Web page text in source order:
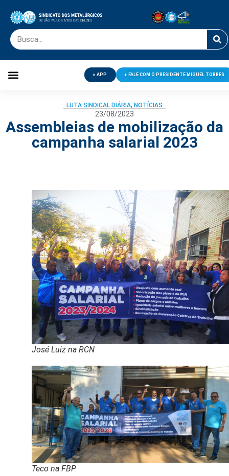
APP FALE COM O PRESIDENTE MIGUEL TORRES
LUTA SINDICAL DIÁRIA, NOTÍCIAS
23/08/2023
Assembleias de mobilização da
campanha salarial 2023
José Luiz na RCN
Teco na FBP